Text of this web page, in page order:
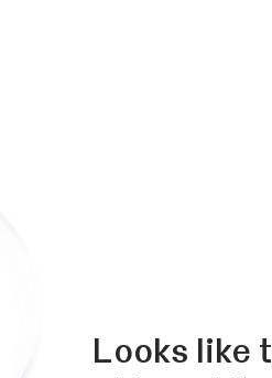
Looks like